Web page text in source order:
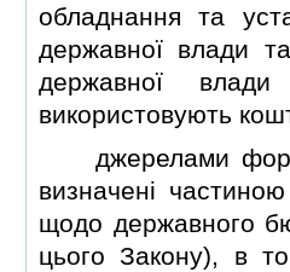
обладнання та
державної влади
державної
використовують
джерелами
визначенi
щодо державного
цього Закону), в